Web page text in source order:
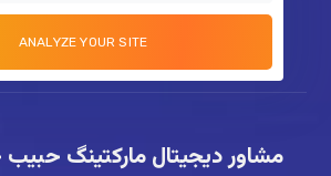
مشاور دیجیتال مارکتینگ